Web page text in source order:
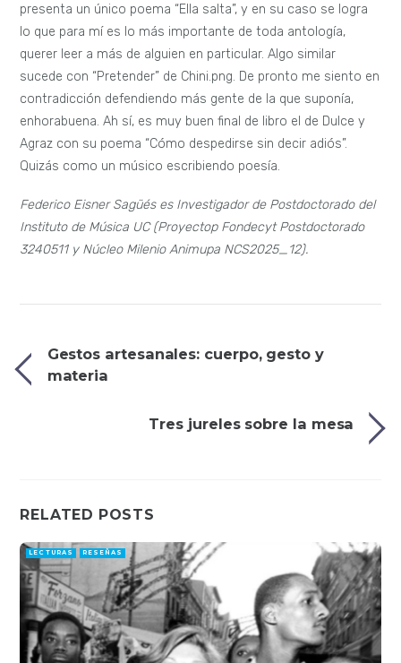
presenta un único poema “Ella salta”, y en su caso se logra
lo que para mí es lo más importante de toda antología,
querer leer a más de alguien en particular. Algo similar
sucede con “Pretender” de Chini.png. De pronto me siento en
contradicción defendiendo más gente de la que suponía,
enhorabuena. Ah sí, es muy buen final de libro el de Dulce y
Agraz con su poema “Cómo despedirse sin decir adiós”.
Quizás como un músico escribiendo poesía.
Federico Eisner Sagüés es Investigador de Postdoctorado del
Instituto de Música UC (Proyectop Fondecyt Postdoctorado
3240511 y Núcleo Milenio Animupa NCS2025_12).
Gestos artesanales: cuerpo, gesto y
materia
Tres jureles sobre la mesa
RELATED POSTS
LECTURAS RESEÑAS